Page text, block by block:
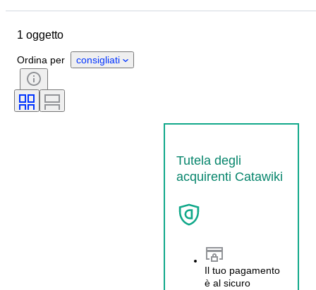
Paese d’origine
Condizioni
Colore
Epoca
1 oggetto
Ordina per consigliati
Tutela degli
acquirenti Catawiki
Il tuo pagamento
è al sicuro